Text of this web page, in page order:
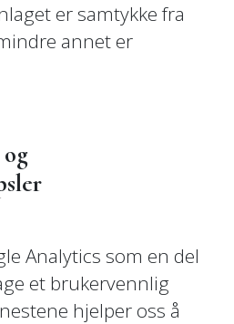
er samtykke fra
annet er
Analytics som en del
et brukervennlig
hjelper oss å